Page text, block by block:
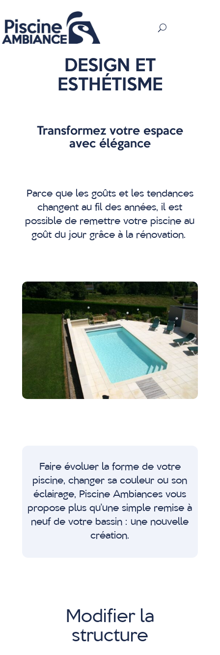
DESIGN ET
ESTHÉTISME
Transformez votre espace
avec élégance
Parce que les goûts et les tendances
changent au fil des années, il est
possible de remettre votre piscine au
goût du jour grâce à la rénovation.
Faire évoluer la forme de votre
piscine, changer sa couleur ou son
éclairage, Piscine Ambiances vous
propose plus qu’une simple remise à
neuf de votre bassin : une nouvelle
création.
Modifier la
structure